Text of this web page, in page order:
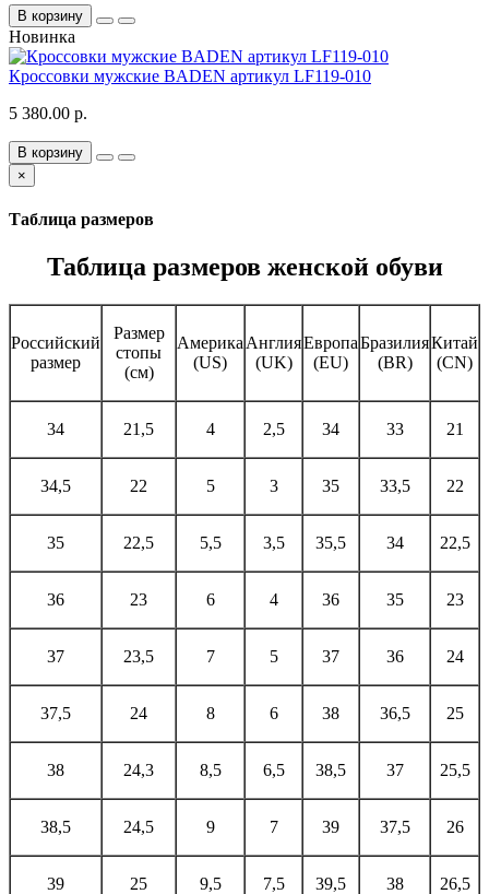
В корзину
Новинка
Кроссовки мужские BADEN артикул LF119-010
5 380.00 р.
В корзину
×
Таблица размеров
Таблица размеров женской обуви
Российский
размер
Размер
стопы
(см)
Америка
(US)
Англия
(UK)
Европа
(EU)
Бразилия
(BR)
Китай
(CN)
34 21,5 4 2,5 34 33 21
34,5 22 5 3 35 33,5 22
35 22,5 5,5 3,5 35,5 34 22,5
36 23 6 4 36 35 23
37 23,5 7 5 37 36 24
37,5 24 8 6 38 36,5 25
38 24,3 8,5 6,5 38,5 37 25,5
38,5 24,5 9 7 39 37,5 26
39 25 9,5 7,5 39,5 38 26,5